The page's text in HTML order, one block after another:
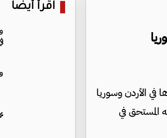
في الأردن وسوريا
المستحق في
اقرأ أيضا